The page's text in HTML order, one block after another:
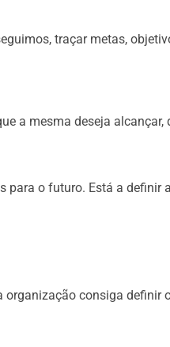
traçar metas,
a mesma deseja
para o futuro. Está a
consiga definir